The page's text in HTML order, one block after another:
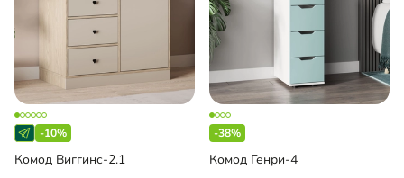
-10%
Комод Виггинс-2.1
-38%
Комод Генри-4